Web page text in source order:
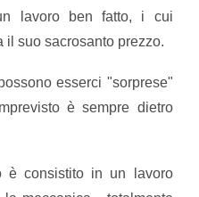
lavoro ben fatto, i cui
il suo sacrosanto prezzo.
esserci "sorprese"
è sempre dietro
è consistito in un lavoro